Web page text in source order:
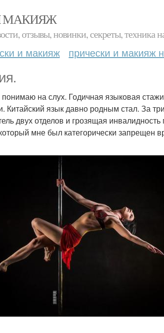
МАКИЯЖ
отзывы, новинки, секреты, техника
и макияж прически и макияж
на слух. Годичная языковая
Китайский язык давно родным стал. За
двух отделов и грозящая
мне был категорически запрещен